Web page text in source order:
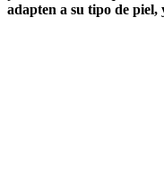
adapten a su tipo de piel,